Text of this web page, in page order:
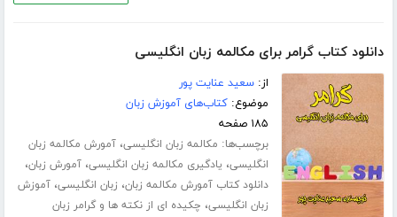
دانلود کتاب گرامر برای مکالمه زبان انگلیسی
از:سعید عنایت پور
موضوع:کتاب‌های آموزش زبان
۱۸۵ صفحه
برچسب‌ها: مکالمه زبان انگلیسی،آمورش مکالمه زبان
انگلیسی، یادگیری مکالمه زبان انگلیسی،آمورش زبان،
دانلود کتاب آمورش مکالمه زبان، زبان انگلیسی،آموزش
زبان انگلیسی، چکیده ای از نکته ها و گرامر زبان